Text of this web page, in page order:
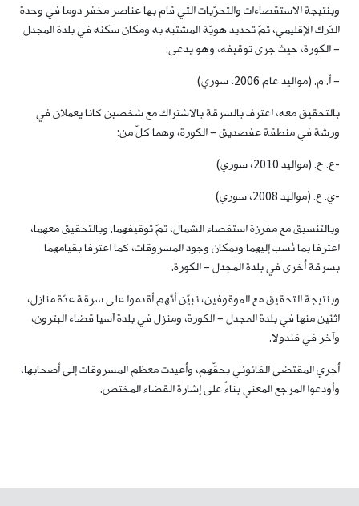
وبنتيجة الاستقصاءات والتحرّيات التي قام بها عناصر مخفر دوما في وحدة
الدّرك الإقليمي، تمّ تحديد هويّة المشتبه به ومكان سكنه في بلدة المجدل
– الكورة، حيث جرى توقيفه، وهو يدعى:
– أ. م. (مواليد عام 2006، سوري)
بالتحقيق معه، اعترف بالسرقة بالاشتراك مع شخصين كانا يعملان في
ورشة في منطقة عفصديق – الكورة، وهما كلّ من:
-ع. ح. (مواليد 2010، سوري)
-ي. ع. (مواليد 2008، سوري)
وبالتنسيق مع مفرزة استقصاء الشمال، تمّ توقيفهما. وبالتحقيق معهما،
اعترفا بما نُسب إليهما وبمكان وجود المسروقات، كما اعترفا بقيامهما
بسرقة أُخرى في بلدة المجدل – الكورة.
وبنتيجة التحقيق مع الموقوفين، تبيّن أنّهم أقدموا على سرقة عدّة منازل،
اثنَين منها في بلدة المجدل – الكورة، ومنزل في بلدة آسيا قضاء البترون،
وآخر في قندولا.
أُجري المقتضى القانوني بحقّهم، وأُعيدت معظم المسروقات إلى أصحابها،
وأودعوا المرجع المعني بناءً على إشارة القضاء المختص.